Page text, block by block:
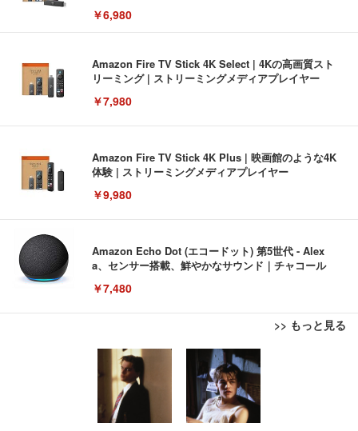
￥6,980
Amazon Fire TV Stick 4K Select | 4Kの高画質スト
リーミング | ストリーミングメディアプレイヤー
￥7,980
Amazon Fire TV Stick 4K Plus | 映画館のような4K
体験 | ストリーミングメディアプレイヤー
￥9,980
Amazon Echo Dot (エコードット) 第5世代 - Alex
a、センサー搭載、鮮やかなサウンド｜チャコール
￥7,480
>> もっと見る
[EdoErgo] オフィスチェア 椅子 テレワーク 疲れな
い 跳ね上げ式アームレスト コンパクト 約105度ロッ
キング pc 事務椅子 360度回転 座面昇降 強化ナイロ
ン樹脂ベース 通気性メッシュ 在宅ワーク H-WY01
(黒網+黒枠+黒足)
￥5,699
EIZO ビジネス向けプレミアムモニター | FlexScan
EV3240X-WT | 31.5型4K UHD・USB Type-C・ホワ
イト
￥105,595
Amazonベーシック ペットシーツ 薄型 レギュラー 1
回使い捨て 無香料 ホワイト 300枚
￥3,373